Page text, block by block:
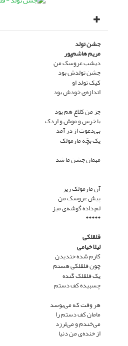
جشن تولد
مریم هاشم‌پور
دیشب عروسک من
جشن تولدش بود
کیک تولد او
اندازه‌ی خودش بود
جز من کلاغ هم بود
با خرس و موش و اردک
بی‌دعوت از در آمد
یک بچّه مارمولک
مهمان جشن ما شد
آن مارمولک ریز
پیش عروسک من
لم داده گوشه‌ی میز
*****
قلقلکی
لیلا خیامی
کارم شده خندیدن
چون قلقلکی هستم
یک قلقلک گنده
چسبیده کف دستم
هر وقت که می‌بوسد
مامان کف دستم را
می‌خندم و می‌لرزد
از خنده‌ی من دنیا